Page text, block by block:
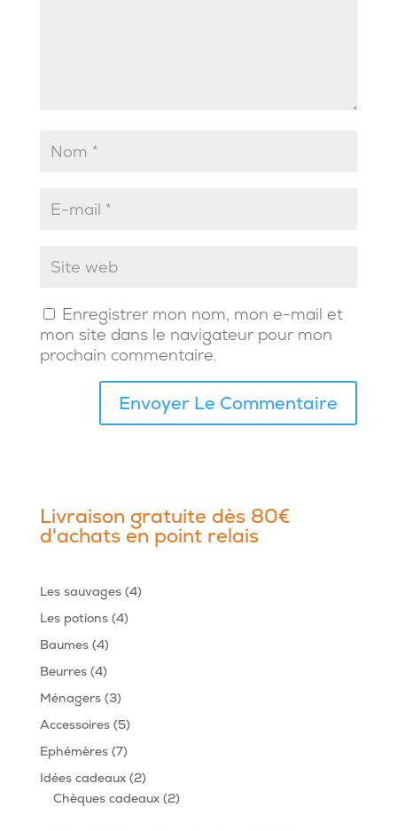
Enregistrer mon nom, mon e-mail et
mon site dans le navigateur pour mon
prochain commentaire.
Livraison gratuite dès 80€
d'achats en point relais
Les sauvages 44
Les potions 44
Baumes 44
produits
Beurres 44
produits
Ménagers 33
produits
Accessoires 55
produits
Ephémères 77
produits
Idées cadeaux 22
produits
Chèques cadeaux 22